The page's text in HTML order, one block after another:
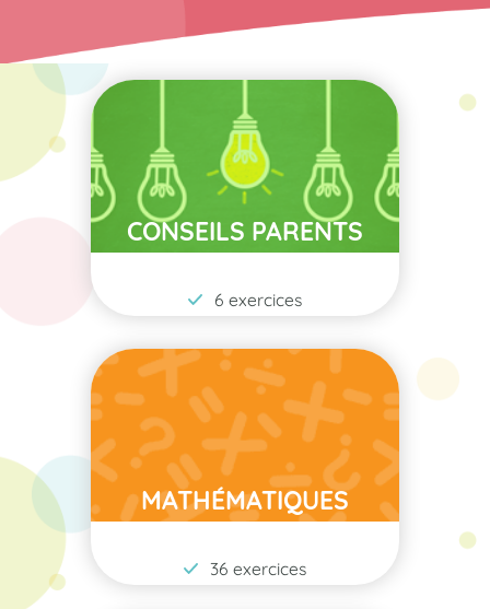
CONSEILS PARENTS
6 exercices
MATHÉMATIQUES
36 exercices